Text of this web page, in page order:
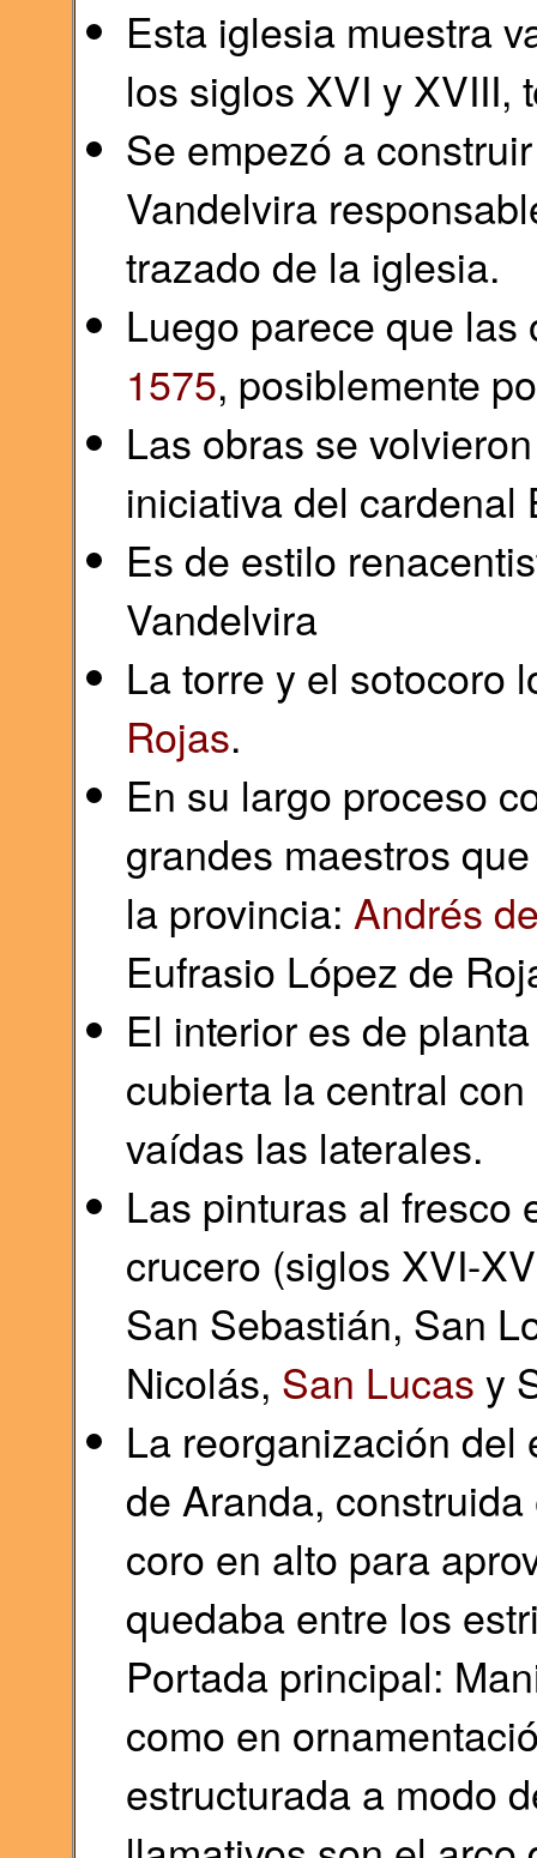
Esta iglesia muestra
los siglos XVI y XVIII,
Se empezó a
Vandelvira
trazado de la iglesia.
Luego parece que
1575, posiblemente
Las obras se
iniciativa del cardenal
Es de estilo
Vandelvira
La torre y el sotocoro
Rojas.
En su largo proceso
grandes maestros
la provincia: Andrés
Eufrasio López de
El interior es de
cubierta la central
vaídas las laterales.
Las pinturas al fresco
crucero (siglos XVI-
San Sebastián, San
Nicolás, San Lucas y
La reorganización del
de Aranda,
coro en alto para
quedaba entre los
Portada principal:
como en
estructurada a modo